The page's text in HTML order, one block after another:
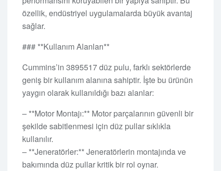
özellik, endüstriyel uygulamalarda büyük avantaj
sağlar.
### **Kullanım Alanları**
Cummins’in 3895517 düz pulu, farklı sektörlerde
geniş bir kullanım alanına sahiptir. İşte bu ürünün
yaygın olarak kullanıldığı bazı alanlar:
– **Motor Montajı:** Motor parçalarının güvenli bir
şekilde sabitlenmesi için düz pullar sıklıkla
kullanılır.
– **Jeneratörler:** Jeneratörlerin montajında ve
bakımında düz pullar kritik bir rol oynar.